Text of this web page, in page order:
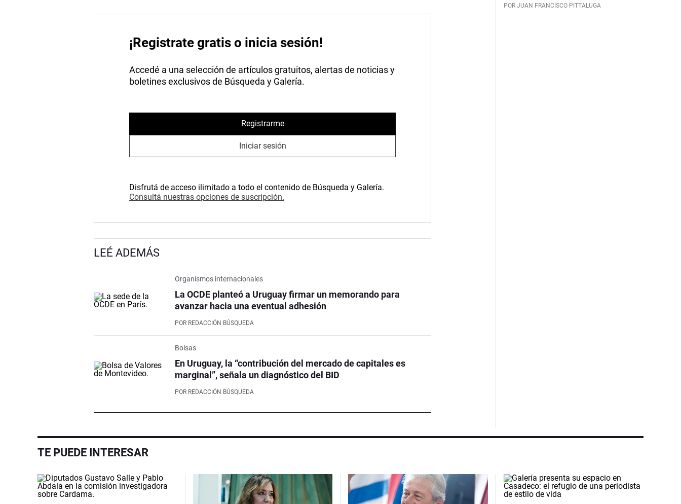
¡Registrate gratis o inicia sesión!
Accedé a una selección de artículos gratuitos, alertas de noticias y
boletines exclusivos de Búsqueda y Galería.
Registrarme
Iniciar sesión
Disfrutá de acceso ilimitado a todo el contenido de Búsqueda y Galería.
Consultá nuestras opciones de suscripción.
LEÉ ADEMÁS
Organismos internacionales
La OCDE planteó a Uruguay firmar un memorando para
avanzar hacia una eventual adhesión
POR REDACCIÓN BÚSQUEDA
Bolsas
En Uruguay, la “contribución del mercado de capitales es
marginal”, señala un diagnóstico del BID
POR REDACCIÓN BÚSQUEDA
POR JUAN FRANCISCO PITTALUGA
TE PUEDE INTERESAR